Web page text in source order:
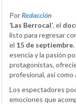
PorRedacción
‘Las Berrocal’, el
listo para regresar
el 15 de septiembre
esencia y la pasión
protagonistas,
profesional, así como
Los espectadores
emociones que